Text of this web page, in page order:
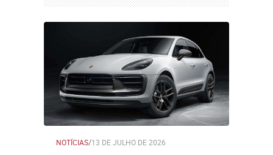
NOTÍCIAS/13 DE JULHO DE 2026